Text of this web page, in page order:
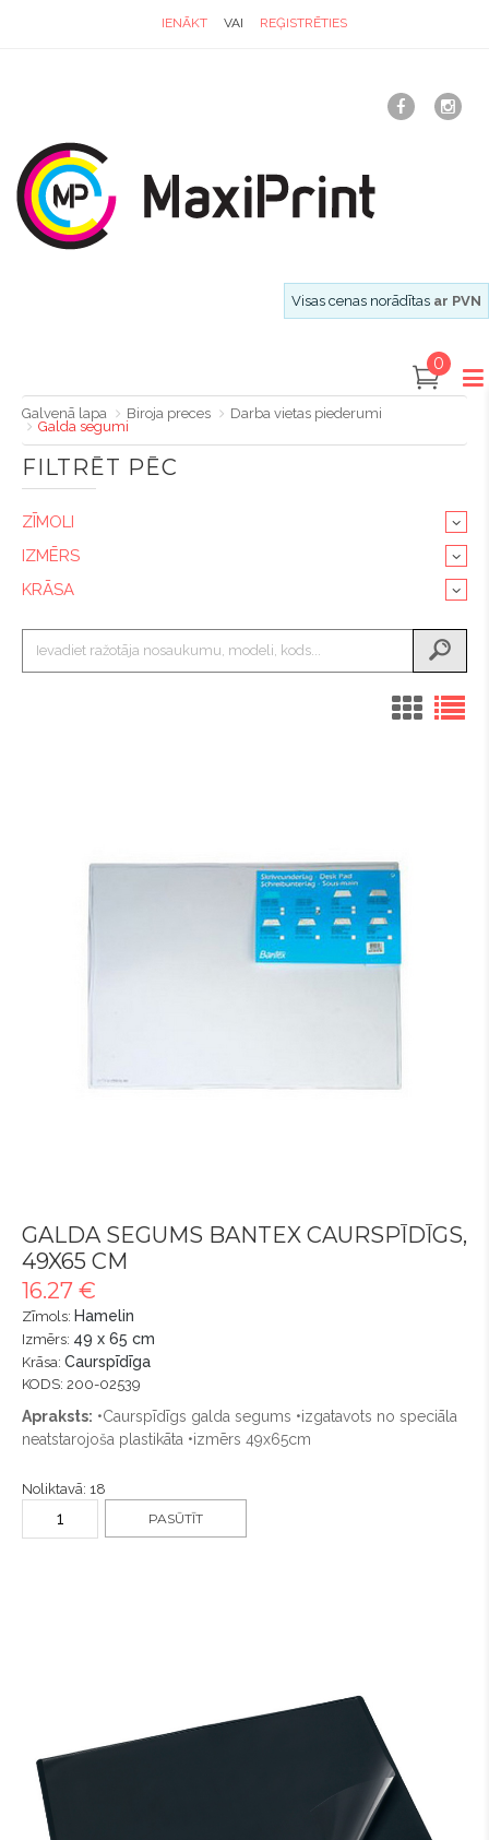
IENĀKT VAI REĢISTRĒTIES
Visas cenas norādītas ar PVN
0
Galvenā lapa Biroja preces
Darba vietas piederumi
Galda segumi
FILTRĒT PĒC
ZĪMOLI
IZMĒRS
KRĀSA
GALDA SEGUMS BANTEX CAURSPĪDĪGS,
49X65 CM
16.27 €
Zīmols: Hamelin
Izmērs: 49 x 65 cm
Krāsa: Caurspīdīga
KODS: 200-02539
Apraksts: •Caurspīdīgs galda segums •izgatavots no speciāla
neatstarojoša plastikāta •izmērs 49x65cm
Noliktavā: 18
PASŪTĪT